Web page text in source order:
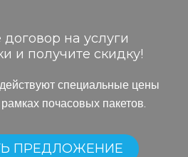
на услуги
и получите скидку!
специальные цены
почасовых пакетов.
ПРЕДЛОЖЕНИЕ